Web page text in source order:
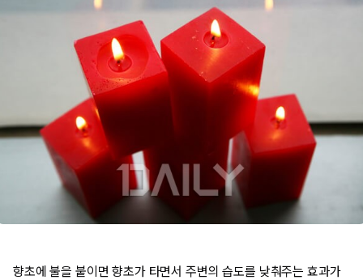
향초에 불을 붙이면 향초가 타면서 주변의 습도를 낮춰주는 효과가